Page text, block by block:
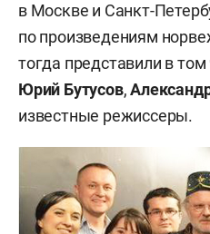
в Москве и Санкт-
по произведениям
тогда представили в
Юрий Бутусов,
известные режиссеры.